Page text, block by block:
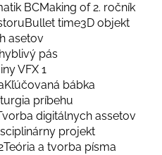
BCMaking of 2. ročník
Bullet time3D objekt
asetov
pás
VFX 1
Kľúčovaná bábka
príbehu
digitálnych assetov
projekt
Teória a tvorba písma